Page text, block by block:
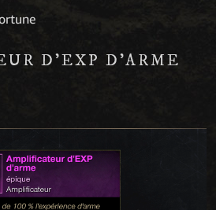
D'EXP D'ARME